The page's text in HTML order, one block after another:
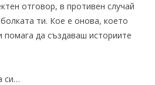
отговор, в противен случай
ти. Кое е онова, което
да създаваш историите
си…